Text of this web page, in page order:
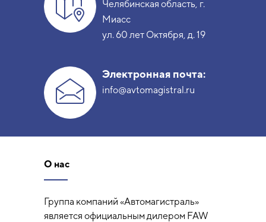
Челябинская область, г.
Миасс
ул. 60 лет Октября, д. 19
Электронная почта:
info@avtomagistral.ru
О нас
Группа компаний «Автомагистраль»
является официальным дилером FAW